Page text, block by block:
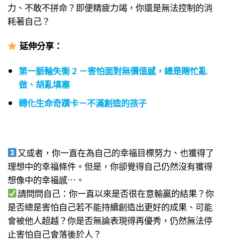
力、不敢不拼命？即便精疲力竭，你還是無法控制的消
耗著自己？
延伸分享：
第一脈輪失衡 2 －害怕面對無價值感，總是瞎忙亂
做、胡亂填塞
轉化生命奇蹟卡－不滿創造的孩子
又或者，你一直在為自己的幸福目標努力、也獲得了
理想中的幸福條件。但是，你卻覺得自己仍然沒有獲得
想像中的幸福感⋯。
請問問自己：你一直以來是否很在意輸贏的結果？你
是否總是害怕自己若不能持續創造出更好的成果、可能
會被他人超越？你是否無論表現得再優秀，仍然無法停
止害怕自己會落後於人？